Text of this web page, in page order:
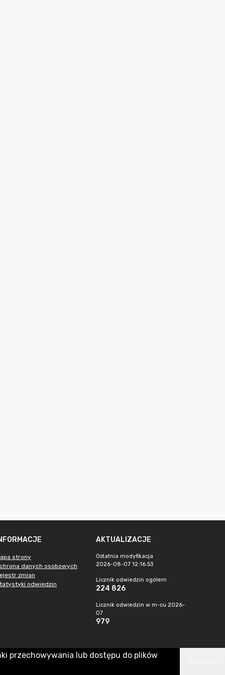
strony
danych osobowych
zmian
odwiedzin
AKTUALIZACJE
Ostatnia modyfikacja
2026-08-07 12:16:53
Licznik odwiedzin ogółem
224 826
Licznik odwiedzin w m-cu 2026-
07
979
przechowywania lub dostępu do plików